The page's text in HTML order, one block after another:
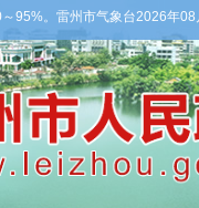
。雷州市气象台2026年08月06